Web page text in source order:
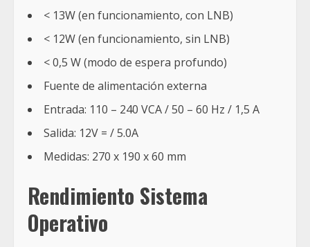
< 13W (en funcionamiento, con LNB)
< 12W (en funcionamiento, sin LNB)
< 0,5 W (modo de espera profundo)
Fuente de alimentación externa
Entrada: 110 – 240 VCA / 50 – 60 Hz / 1,5 A
Salida: 12V = / 5.0A
Medidas: 270 x 190 x 60 mm
Rendimiento Sistema
Operativo